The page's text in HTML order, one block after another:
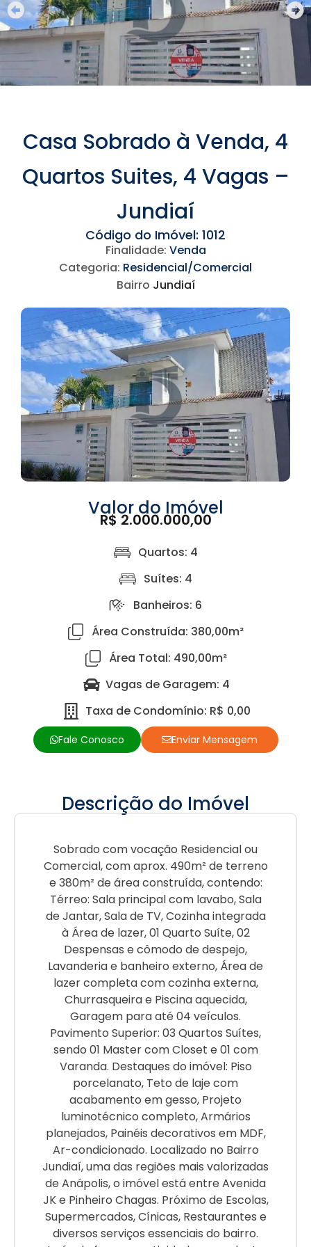
Casa Sobrado à Venda, 4
Quartos Suites, 4 Vagas –
Jundiaí
Código do Imóvel: 1012
Finalidade: Venda
Categoria: Residencial/Comercial
Bairro Jundiaí
Valor do Imóvel
R$ 2.000.000,00
Quartos: 4
Suítes: 4
Banheiros: 6
Área Construída: 380,00m²
Área Total: 490,00m²
Vagas de Garagem: 4
Taxa de Condomínio: R$ 0,00
Fale Conosco Enviar Mensagem
Descrição do Imóvel
Sobrado com vocação Residencial ou
Comercial, com aprox. 490m² de terreno
e 380m² de área construída, contendo:
Térreo: Sala principal com lavabo, Sala
de Jantar, Sala de TV, Cozinha integrada
à Área de lazer, 01 Quarto Suíte, 02
Despensas e cômodo de despejo,
Lavanderia e banheiro externo, Área de
lazer completa com cozinha externa,
Churrasqueira e Piscina aquecida,
Garagem para até 04 veículos.
Pavimento Superior: 03 Quartos Suítes,
sendo 01 Master com Closet e 01 com
Varanda. Destaques do imóvel: Piso
porcelanato, Teto de laje com
acabamento em gesso, Projeto
luminotécnico completo, Armários
planejados, Painéis decorativos em MDF,
Ar-condicionado. Localizado no Bairro
Jundiaí, uma das regiões mais valorizadas
de Anápolis, o imóvel está entre Avenida
JK e Pinheiro Chagas. Próximo de Escolas,
Supermercados, Cínicas, Restaurantes e
diversos serviços essenciais do bairro.